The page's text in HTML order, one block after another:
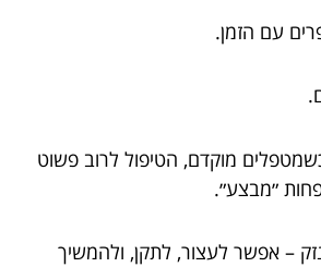
עם הזמן.
מוקדם, הטיפול לרוב פשוט
״מבצע״.
– אפשר לעצור, לתקן, ולהמשיך